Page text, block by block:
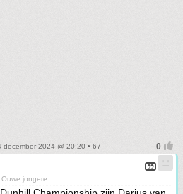
december 2024 @ 20:20 • 67
Ouwe jongere